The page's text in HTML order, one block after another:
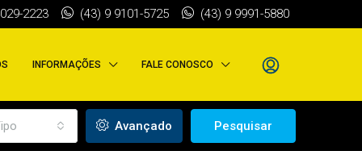
2223 (43) 9 9101-5725 (43) 9 9991-5880
INFORMAÇÕES FALE CONOSCO
Avançado Pesquisar